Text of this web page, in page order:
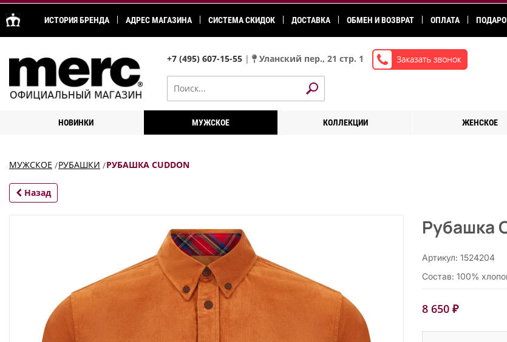
ИСТОРИЯ БРЕНДА АДРЕС МАГАЗИНА СИСТЕМА СКИДОК ДОСТАВКА ОБМЕН И ВОЗВРАТ ОПЛАТА
+7 (495) 607-15-55 | Уланский пер., 21 стр. 1
НОВИНКИ МУЖСКОЕ КОЛЛЕКЦИИ ЖЕНСКОЕ
МУЖСКОЕ РУБАШКИ РУБАШКА CUDDON
Назад
Рубашка
Артикул: 1524204
Состав: 100%
8 650 ₽